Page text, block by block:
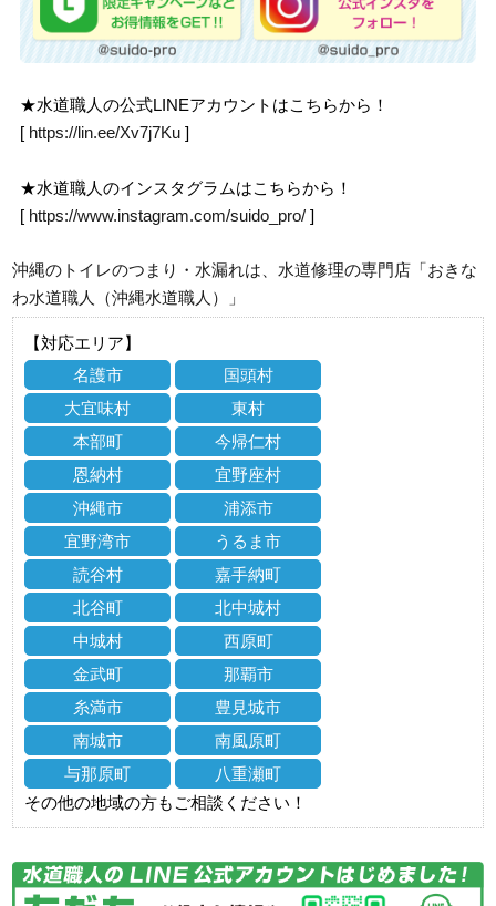
★水道職人の公式LINEアカウントはこちらから！
[ https://lin.ee/Xv7j7Ku ]
★水道職人のインスタグラムはこちらから！
[ https://www.instagram.com/suido_pro/ ]
沖縄のトイレのつまり・水漏れは、水道修理の専門店「おきな
わ水道職人（沖縄水道職人）」
【対応エリア】
名護市
国頭村
大宜味村
東村
本部町
今帰仁村
恩納村
宜野座村
沖縄市
浦添市
宜野湾市
うるま市
読谷村
嘉手納町
北谷町
北中城村
中城村
西原町
金武町
那覇市
糸満市
豊見城市
南城市
南風原町
与那原町
八重瀬町
その他の地域の方もご相談ください！